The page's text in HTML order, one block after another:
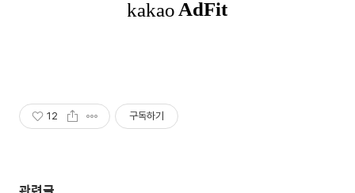
12 구독하기